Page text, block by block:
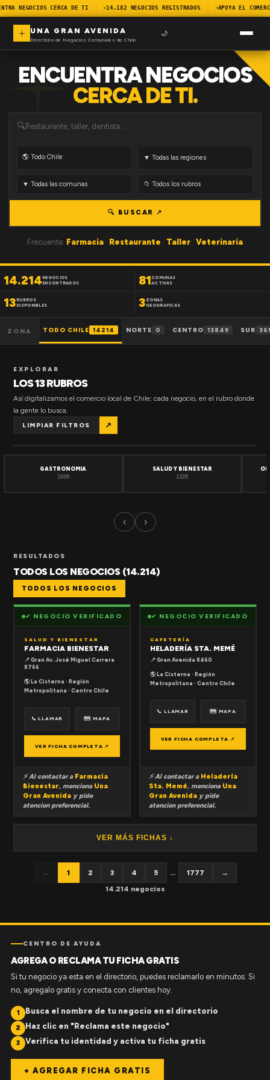
NEGOCIOS CERCA DE TI 14.182 NEGOCIOS REGISTRADOS APOYA EL
UNA GRAN AVENIDA
Directorio de Negocios Comunales de Chile
🌙
ENCUENTRA NEGOCIOS
CERCA DE TI.
🔍
🔍 BUSCAR ↗
Frecuente: Farmacia · Restaurante · Taller · Veterinaria
14.214NEGOCIOS
ENCONTRADOS
81 COMUNAS
ACTIVAS
13RUBROS
DISPONIBLES
3 ZONAS
GEOGRAFICAS
ZONA TODO CHILE 14214 NORTE 0 CENTRO 13849 SUR
EXPLORAR
LOS 13 RUBROS
Así digitalizamos el comercio local de Chile: cada negocio, en el rubro donde
la gente lo busca.
LIMPIAR FILTROS ↗
GASTRONOMIA
1508
SALUD Y BIENESTAR
1320
‹ ›
RESULTADOS
TODOS LOS NEGOCIOS (14.214)
TODOS LOS NEGOCIOS
✔ NEGOCIO VERIFICADO
SALUD Y BIENESTAR
FARMACIA BIENESTAR
📍 Gran Av. José Miguel Carrera
8766
🌎 La Cisterna · Región
Metropolitana · Centro Chile
📞 LLAMAR 🗺 MAPA
VER FICHA COMPLETA ↗
⚡ Al contactar a Farmacia
Bienestar, menciona Una
Gran Avenida y pide
atencion preferencial.
✔ NEGOCIO VERIFICADO
CAFETERÍA
HELADERÍA STA. MEMÉ
📍 Gran Avenida 8460
🌎 La Cisterna · Región
Metropolitana · Centro Chile
📞 LLAMAR 🗺 MAPA
VER FICHA COMPLETA ↗
⚡ Al contactar a Heladería
Sta. Memé, menciona Una
Gran Avenida y pide
atencion preferencial.
VER MÁS FICHAS ↓
← 1 2 3 4 5 ... 1777
→
14.214 negocios
CENTRO DE AYUDA
AGREGA O RECLAMA TU FICHA GRATIS
Si tu negocio ya esta en el directorio, puedes reclamarlo en minutos. Si
no, agregalo gratis y conecta con clientes hoy.
1 Busca el nombre de tu negocio en el directorio
2 Haz clic en "Reclama este negocio"
3 Verifica tu identidad y activa tu ficha gratis
+ AGREGAR FICHA GRATIS